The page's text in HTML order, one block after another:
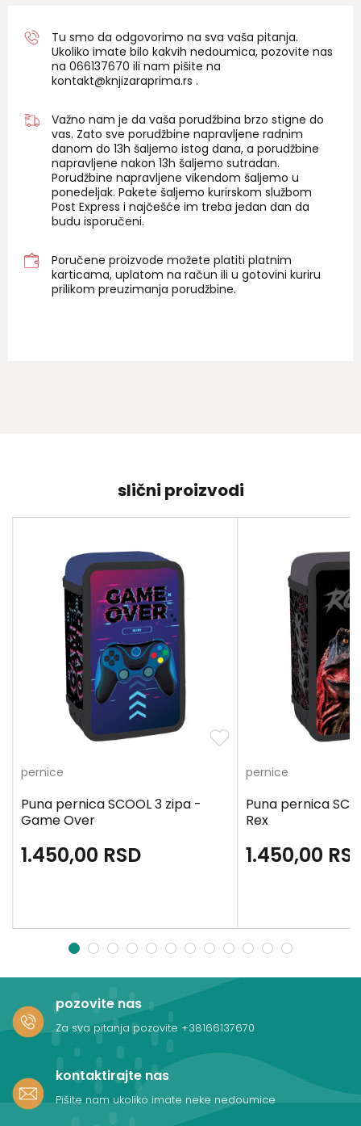
Tu smo da odgovorimo na sva vaša pitanja.
Ukoliko imate bilo kakvih nedoumica, pozovite nas
na 066137670 ili nam pišite na
kontakt@knjizaraprima.rs .
Važno nam je da vaša porudžbina brzo stigne do
vas. Zato sve porudžbine napravljene radnim
danom do 13h šaljemo istog dana, a porudžbine
napravljene nakon 13h šaljemo sutradan.
Porudžbine napravljene vikendom šaljemo u
ponedeljak. Pakete šaljemo kurirskom službom
Post Express i najčešće im treba jedan dan da
budu isporučeni.
Poručene proizvode možete platiti platnim
karticama, uplatom na račun ili u gotovini kuriru
prilikom preuzimanja porudžbine.
slični proizvodi
pernice
Puna pernica SCOOL 3 zipa -
Game Over
1.450,00 RSD
pernice
Puna pernica
Rex
1.450,00
1 2 3 4 5 6 7 8 9 10 11 12
pozovite nas
Za sva pitanja pozovite +38166137670
kontaktirajte nas
Pišite nam ukoliko imate neke nedoumice